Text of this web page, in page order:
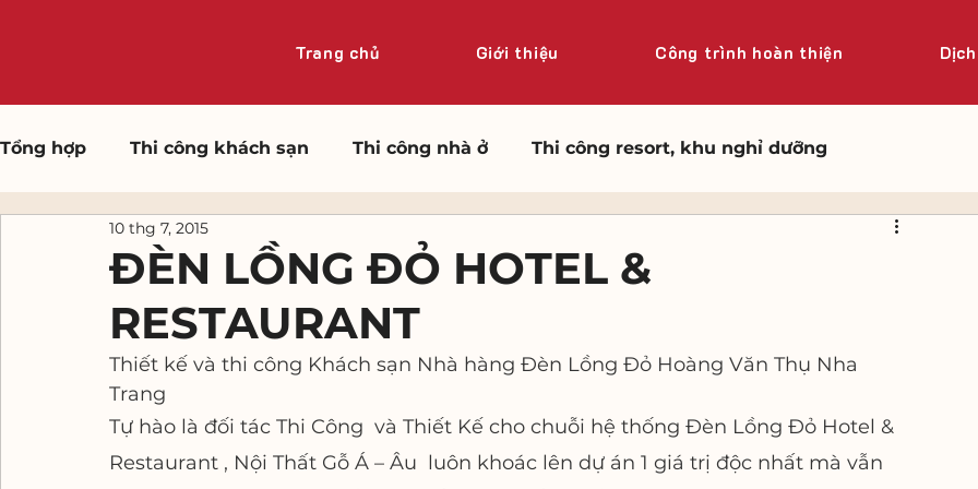
Tổng hợp Thi công khách sạn Thi công nhà ở Thi công resort, khu nghỉ dưỡng
ĐÈN LỒNG ĐỎ HOTEL &
RESTAURANT
10 thg 7, 2015
Thiết kế và thi công Khách sạn Nhà hàng Đèn Lồng Đỏ Hoàng Văn Thụ Nha
Trang
Tự hào là đối tác Thi Công  và Thiết Kế cho chuỗi hệ thống Đèn Lồng Đỏ Hotel &
Restaurant , Nội Thất Gỗ Á – Âu  luôn khoác lên dự án 1 giá trị độc nhất mà vẫn
Trang chủ Giới thiệu Công trình hoàn thiện